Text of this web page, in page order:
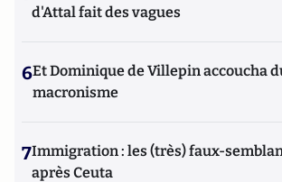
d'Attal fait des vagues
6Et Dominique de Villepin accoucha
macronisme
7Immigration : les (très) faux-
après Ceuta